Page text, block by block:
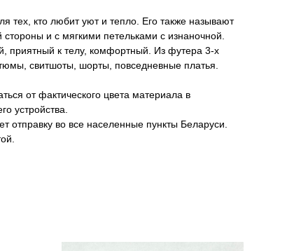
кто любит уют и тепло. Его также называют
и с мягкими петельками с изнаночной.
приятный к телу, комфортный. Из футера 3-х
свитшоты, шорты, повседневные платья.
от фактического цвета материала в
устройства.
отправку во все населенные пункты Беларуси.